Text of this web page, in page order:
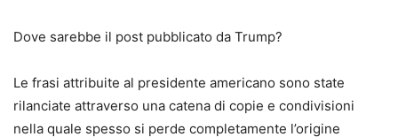
Dove sarebbe il post pubblicato da Trump?
Le frasi attribuite al presidente americano sono state
rilanciate attraverso una catena di copie e condivisioni
nella quale spesso si perde completamente l’origine